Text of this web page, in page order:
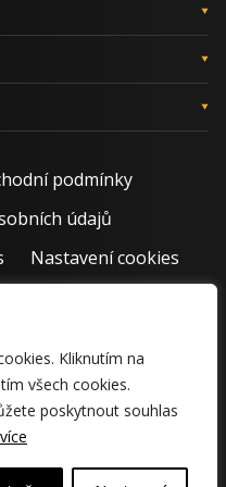
Kliknutím na
všech cookies.
poskytnout souhlas
podmínky
údajů
Nastavení cookies
české podnikatele už 15